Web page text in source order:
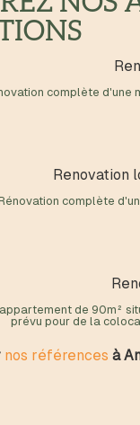
complète d'une
complète
de 90m²
prévu pour de la
nos références à